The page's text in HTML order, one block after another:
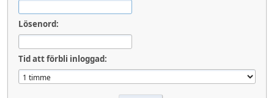
Lösenord:
Tid att förbli inloggad: